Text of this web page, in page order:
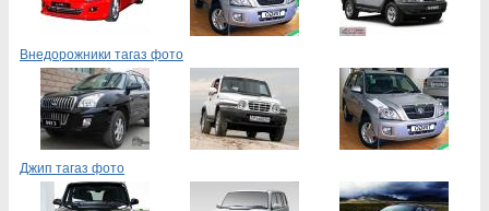
Внедорожники тагаз фото
Джип тагаз фото